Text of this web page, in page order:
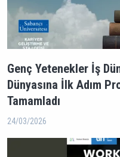
Genç Yetenekler İş
Dünyasına İlk Adım
Tamamladı
24/03/2026